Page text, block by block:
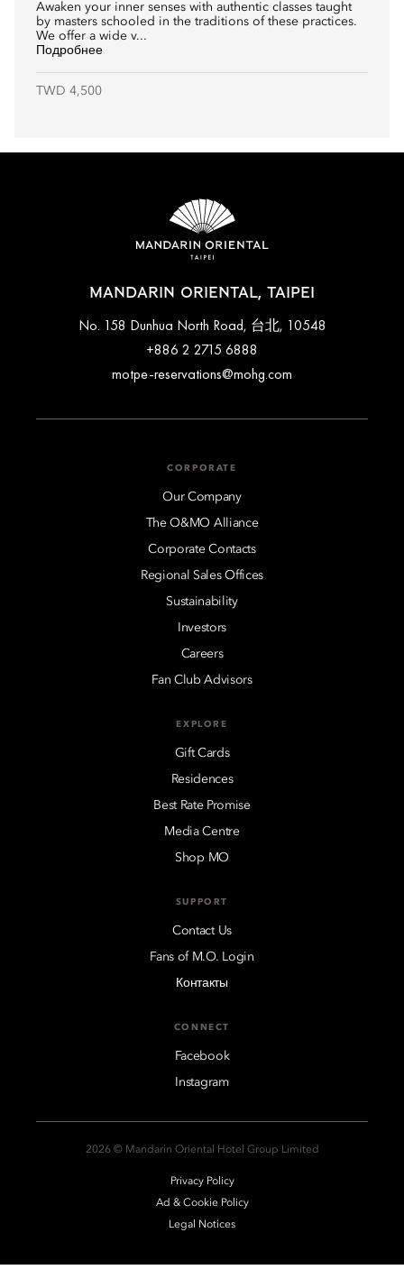
Awaken your inner senses with authentic classes taught
by masters schooled in the traditions of these practices.
We offer a wide v...
Подробнее
TWD 4,500
MANDARIN ORIENTAL, TAIPEI
No. 158 Dunhua North Road, 台北, 10548
+886 2 2715 6888
motpe-reservations@mohg.com
CORPORATE
Our Company
The O&MO Alliance
Corporate Contacts
Regional Sales Offices
Sustainability
Investors
Careers
Fan Club Advisors
EXPLORE
Gift Cards
Residences
Best Rate Promise
Media Centre
Shop MO
SUPPORT
Contact Us
Fans of M.O. Login
Контакты
CONNECT
Facebook
Instagram
2026 © Mandarin Oriental Hotel Group Limited
Privacy Policy
Ad & Cookie Policy
Legal Notices